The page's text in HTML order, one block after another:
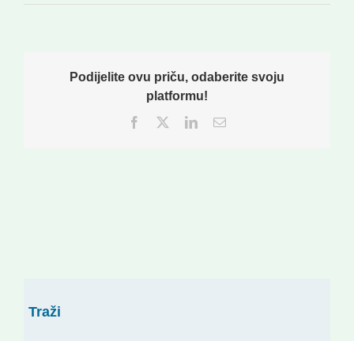
Podijelite ovu priču, odaberite svoju
platformu!
Facebook
TwitterLinkedInEmail:
Traži